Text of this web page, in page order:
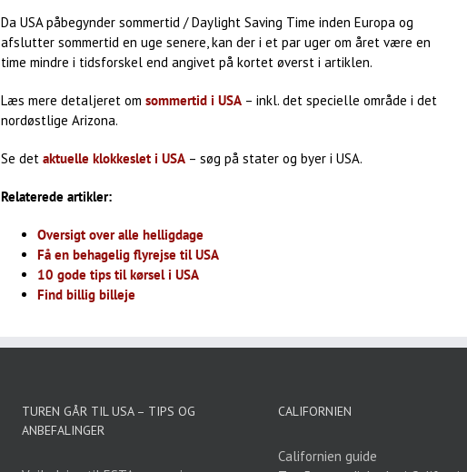
Da USA påbegynder sommertid / Daylight Saving Time inden Europa og
afslutter sommertid en uge senere, kan der i et par uger om året være en
time mindre i tidsforskel end angivet på kortet øverst i artiklen.
Læs mere detaljeret om sommertid i USA – inkl. det specielle område i det
nordøstlige Arizona.
Se det aktuelle klokkeslet i USA – søg på stater og byer i USA.
Relaterede artikler:
Oversigt over alle helligdage
Få en behagelig flyrejse til USA
10 gode tips til kørsel i USA
Find billig billeje
TUREN GÅR TIL USA – TIPS OG
ANBEFALINGER
CALIFORNIEN
Californien guide